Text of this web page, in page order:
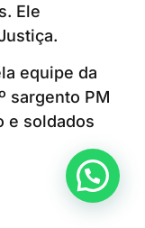
Ele
equipe da
sargento PM
e soldados